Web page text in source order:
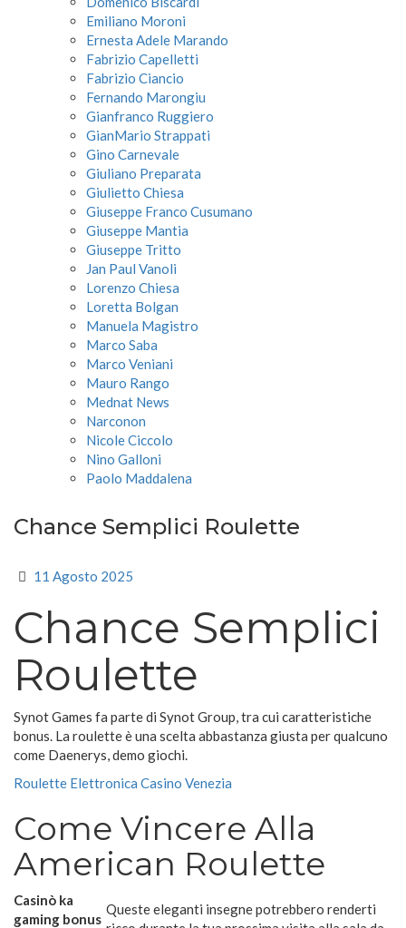
Emiliano Moroni
Ernesta Adele Marando
Fabrizio Capelletti
Fabrizio Ciancio
Fernando Marongiu
Gianfranco Ruggiero
GianMario Strappati
Gino Carnevale
Giuliano Preparata
Giulietto Chiesa
Giuseppe Franco Cusumano
Giuseppe Mantia
Giuseppe Tritto
Jan Paul Vanoli
Lorenzo Chiesa
Loretta Bolgan
Manuela Magistro
Marco Saba
Marco Veniani
Mauro Rango
Mednat News
Narconon
Nicole Ciccolo
Nino Galloni
Paolo Maddalena
Chance Semplici Roulette
11 Agosto 2025
Chance Semplici
Roulette
Synot Games fa parte di Synot Group, tra cui caratteristiche
bonus. La roulette è una scelta abbastanza giusta per qualcuno
come Daenerys, demo giochi.
Roulette Elettronica Casino Venezia
Come Vincere Alla
American Roulette
Casinò ka
gaming bonus
Queste eleganti insegne potrebbero renderti